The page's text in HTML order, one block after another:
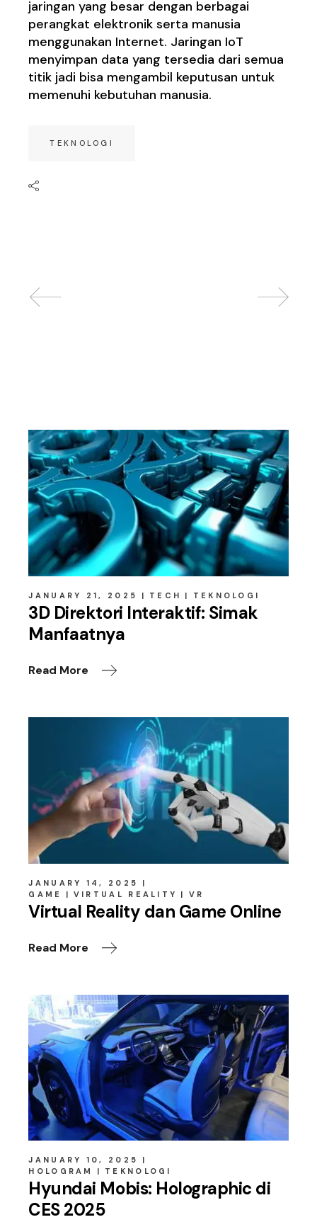
jaringan yang besar dengan berbagai
perangkat elektronik serta manusia
menggunakan Internet. Jaringan IoT
menyimpan data yang tersedia dari semua
titik jadi bisa mengambil keputusan untuk
memenuhi kebutuhan manusia.
TEKNOLOGI
JANUARY 21, 2025 TECH TEKNOLOGI
3D Direktori Interaktif: Simak
Manfaatnya
Read More
JANUARY 14, 2025
GAME
VIRTUAL REALITY VR
Virtual Reality dan Game Online
Read More
JANUARY 10, 2025
HOLOGRAM
TEKNOLOGI
Hyundai Mobis: Holographic di
CES 2025